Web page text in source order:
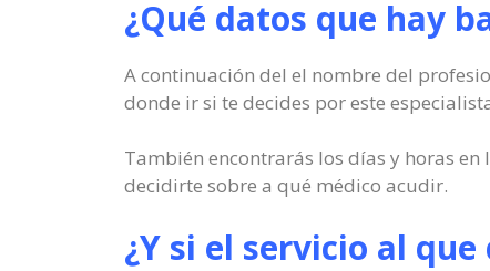
¿Qué datos que hay
A continuación del el nombre del
donde ir si te decides por este
También encontrarás los días y horas
decidirte sobre a qué médico acudir.
¿Y si el servicio al